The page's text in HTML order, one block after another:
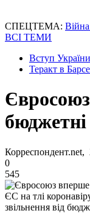
СПЕЦТЕМА: Війна
ВСІ ТЕМИ
Вступ
Теракт в
Корреспондент.net,
0
545
ЄС на тлі
звільнення від